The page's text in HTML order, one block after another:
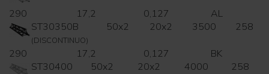
290
17,2 0,127
AL
ST30350B
(DISCONTINUO)
50x2 20x2 3500 258
290 17,2 0,127
BK
ST30400
50x2 20x2 4000
258